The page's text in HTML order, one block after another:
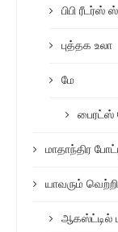
பிபி ரீடர்ஸ்
புத்தக உலா
மே
பைரட்ஸ்
மாதாந்திர
யாவரும்